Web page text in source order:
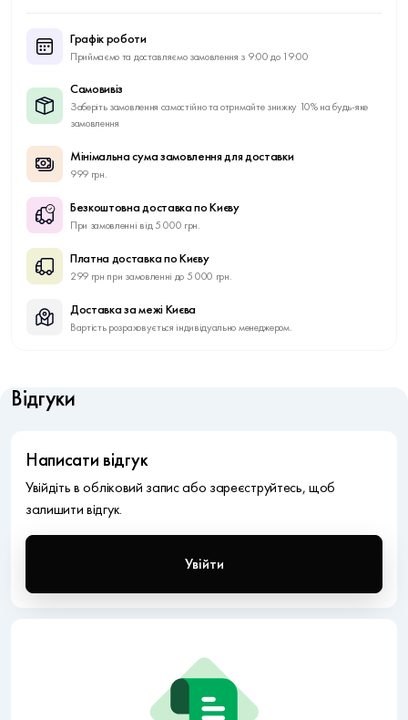
Графік роботи
Приймаємо та доставляємо замовлення з 9:00 до 19:00
Самовивіз
Заберіть замовлення самостійно та отримайте знижку 10% на будь-яке
замовлення
Мінімальна сума замовлення для доставки
999 грн.
Безкоштовна доставка по Києву
При замовленні від 5 000 грн.
Платна доставка по Києву
299 грн при замовленні до 5 000 грн.
Доставка за межі Києва
Вартість розраховується індивідуально менеджером.
Відгуки
Написати відгук
Увійдіть в обліковий запис або зареєструйтесь, щоб
залишити відгук.
Увійти